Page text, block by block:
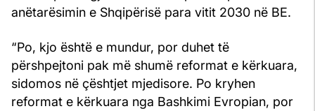
anëtarësimin e Shqipërisë para vitit 2030 në BE.
“Po, kjo është e mundur, por duhet të
përshpejtoni pak më shumë reformat e kërkuara,
sidomos në çështjet mjedisore. Po kryhen
reformat e kërkuara nga Bashkimi Evropian, por